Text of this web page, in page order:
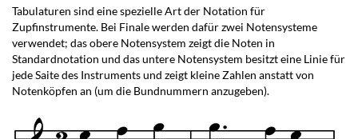
Tabulaturen sind eine spezielle Art der Notation für
Zupfinstrumente. Bei Finale werden dafür zwei Notensysteme
verwendet; das obere Notensystem zeigt die Noten in
Standardnotation und das untere Notensystem besitzt eine Linie für
jede Saite des Instruments und zeigt kleine Zahlen anstatt von
Notenköpfen an (um die Bundnummern anzugeben).